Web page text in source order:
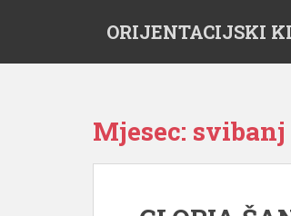
ORIJENTACIJSKI
Mjesec: svibanj